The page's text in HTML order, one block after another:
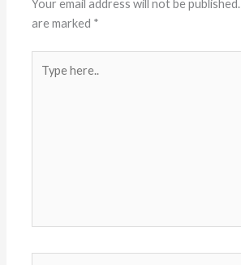
Your email address will not be published.
are marked *
here..